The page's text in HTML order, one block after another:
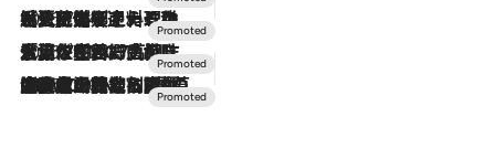
2026.7.24
【夏限定ディナーコース】旬を迎える稚鮎や花ズッキーニなどをイタリア・トスカーナの郷土料理の手法で満喫！
2026.7.17
「土佐和ハーブかき氷」がOMO7高知に登場！生姜、山椒、大葉など目にも舌にも涼を呼ぶ郷土の味
2026.7.10
NEW OPEN！【界 草津】名湯の地に誕生。趣の異なる2種の温泉と上州ならではの会席・蕎麦割烹など美食を味わう究極の癒やし旅